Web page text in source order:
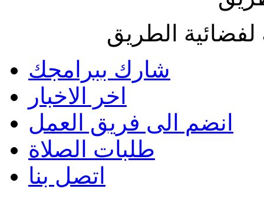
الطريق
شارك ببرامجك
اخر الاخبار
انضم الى فريق العمل
طلبات الصلاة
اتصل بنا